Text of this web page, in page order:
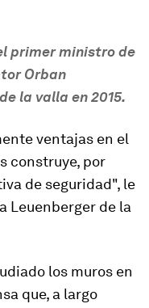
primer ministro de
Orban
la valla en 2015.
ventajas en el
construye, por
de seguridad", le
Leuenberger de la
los muros en
que, a largo